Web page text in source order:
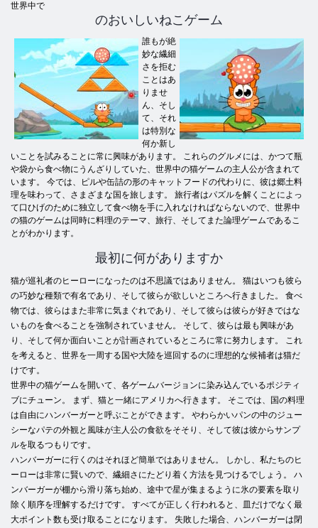
世界中で
のおいしいねこゲーム
誰もが絶
妙な繊細
さを拒む
ことはあ
りませ
ん、そし
て、それ
は特別な
何か新し
いことを試みることに常に興味があります。 これらのグルメには、かつて瓶
や袋から食べ物にうんざりしていた、世界中の猫ゲームの主人公が含まれて
います。 今では、ピルや缶詰の形のキャットフードの代わりに、彼は郷土料
理を味わって、さまざまな国を旅します。 旅行者はパズルを解くことによっ
て口ひげのために独立して食べ物を手に入れなければならないので、世界中
の猫のゲームは同時に料理のテーマ、旅行、そしてまた論理ゲームであるこ
とがわかります。
最初に何がありますか
猫が巡礼者のヒーローになったのは不思議ではありません。 猫はいつも彼ら
の巧妙な種類で有名であり、そして彼らが欲しいところへ行きました。 食べ
物では、彼らはまた非常に気まぐれであり、そして彼らは彼らが好きではな
いものを食べることを強制されていません。 そして、彼らは最も興味があ
り、そして何か面白いことが計画されているところに常に努力します。 これ
を考えると、世界を一周する国や大陸を巡回するのに理想的な候補者は猫だ
けです。
世界中の猫ゲームを開いて、各ゲームバージョンに染み込んでいるポジティ
ブにチューン。 まず、猫と一緒にアメリカへ行きます。 そこでは、国の料理
は自由にハンバーガーと呼ぶことができます。 やわらかいパンの中のジュー
シーなパテの外観と風味が主人公の食欲をそそり、そして彼は彼からサンプ
ルを取るつもりです。
ハンバーガーに行くのはそれほど簡単ではありません。 しかし、私たちのヒ
ーローは非常に賢いので、繊細さにたどり着く方法を見つけるでしょう。 ハ
ンバーガーが棚から滑り落ち始め、途中で星が集まるように氷の要素を取り
除く順序を理解するだけです。 すべてが正しく行われると、皿だけでなく最
大ポイント数も受け取ることになります。 失敗した場合、ハンバーガーは閉